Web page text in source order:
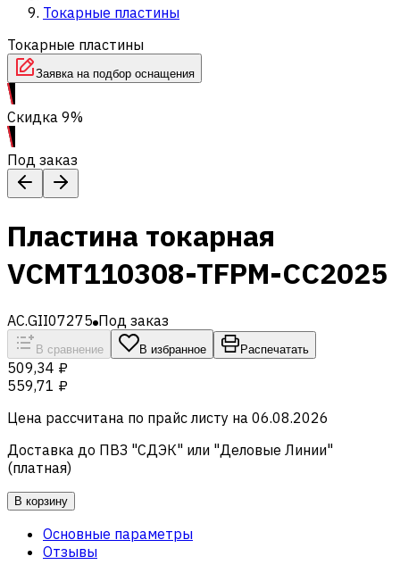
Токарные пластины
Токарные пластины
Заявка на подбор оснащения
Скидка 9%
Под заказ
Пластина токарная
VCMT110308-TFPM-CC2025
AC.GII07275 Под заказ
В сравнение В избранное Распечатать
509,34 ₽
559,71 ₽
Цена рассчитана по прайс листу на 06.08.2026
Доставка до ПВЗ "СДЭК" или "Деловые Линии"
(платная)
В корзину
Основные параметры
Отзывы